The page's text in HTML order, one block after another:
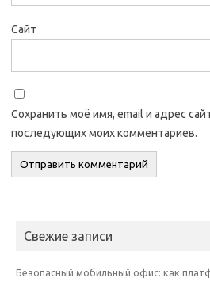
Сайт
Сохранить моё имя, email и адрес
последующих моих комментариев.
Свежие записи
Безопасный мобильный офис: как